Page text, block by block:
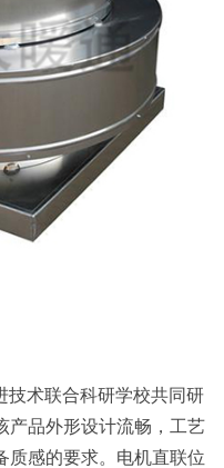
技术联合科研学校共同研
产品外形设计流畅，工艺
质感的要求。电机直联位